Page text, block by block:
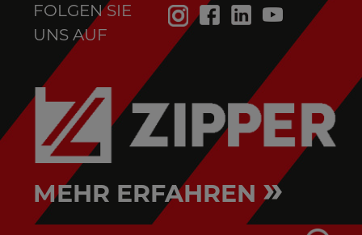
FOLGEN SIE
UNS AUF
MEHR ERFAHREN »